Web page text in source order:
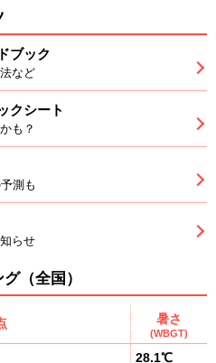
ブック
など
クシート
も？
測も
らせ
（全国）
暑さ
(WBGT)
28.1℃